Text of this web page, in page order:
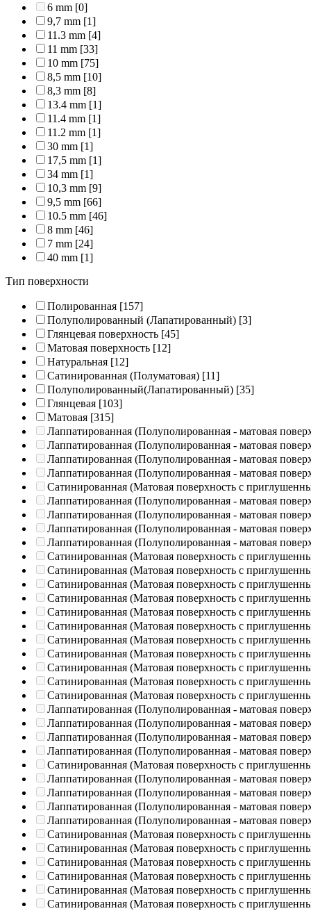
6 mm [0]
9,7 mm [1]
11.3 mm [4]
11 mm [33]
10 mm [75]
8,5 mm [10]
8,3 mm [8]
13.4 mm [1]
11.4 mm [1]
11.2 mm [1]
30 mm [1]
17,5 mm [1]
34 mm [1]
10,3 mm [9]
9,5 mm [66]
10.5 mm [46]
8 mm [46]
7 mm [24]
40 mm [1]
Тип поверхности
Полированная [157]
Полуполированный (Лапатированный) [3]
Глянцевая поверхность [45]
Матовая поверхность [12]
Натуральная [12]
Сатинированная (Полуматовая) [11]
Полуполированный(Лапатированный) [35]
Глянцевая [103]
Матовая [315]
Лаппатированная (Полуполированная - матовая
Лаппатированная (Полуполированная - матовая
Лаппатированная (Полуполированная - матовая
Лаппатированная (Полуполированная - матовая
Сатинированная (Матовая поверхность с
Лаппатированная (Полуполированная - матовая
Лаппатированная (Полуполированная - матовая
Лаппатированная (Полуполированная - матовая
Лаппатированная (Полуполированная - матовая
Сатинированная (Матовая поверхность с
Сатинированная (Матовая поверхность с
Сатинированная (Матовая поверхность с
Сатинированная (Матовая поверхность с
Сатинированная (Матовая поверхность с
Сатинированная (Матовая поверхность с
Сатинированная (Матовая поверхность с
Сатинированная (Матовая поверхность с
Сатинированная (Матовая поверхность с
Сатинированная (Матовая поверхность с
Сатинированная (Матовая поверхность с
Лаппатированная (Полуполированная - матовая
Лаппатированная (Полуполированная - матовая
Лаппатированная (Полуполированная - матовая
Лаппатированная (Полуполированная - матовая
Сатинированная (Матовая поверхность с
Лаппатированная (Полуполированная - матовая
Лаппатированная (Полуполированная - матовая
Лаппатированная (Полуполированная - матовая
Лаппатированная (Полуполированная - матовая
Сатинированная (Матовая поверхность с
Сатинированная (Матовая поверхность с
Сатинированная (Матовая поверхность с
Сатинированная (Матовая поверхность с
Сатинированная (Матовая поверхность с
Сатинированная (Матовая поверхность с